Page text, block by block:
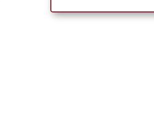
výjimečný